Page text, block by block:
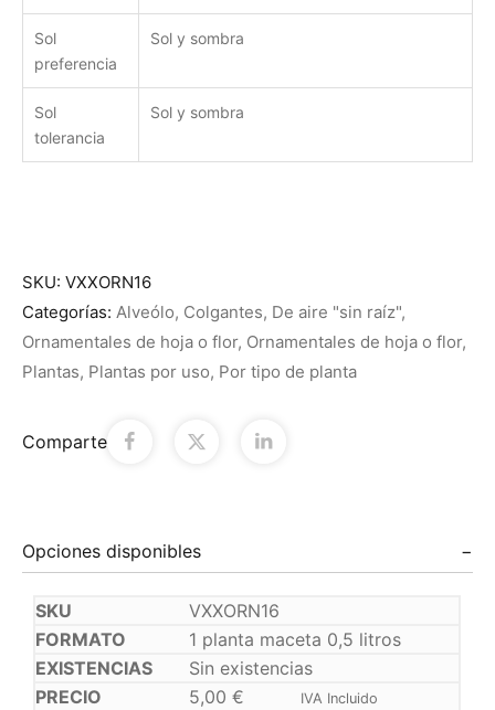
Sol
preferencia
Sol y sombra
Sol
tolerancia
Sol y sombra
SKU: VXXORN16
Categorías: Alveólo, Colgantes, De aire "sin raíz",
Ornamentales de hoja o flor, Ornamentales de hoja o flor,
Plantas, Plantas por uso, Por tipo de planta
Comparte
Opciones disponibles
VXXORN16
1 planta maceta 0,5 litros
Sin existencias
5,00€ IVA Incluido